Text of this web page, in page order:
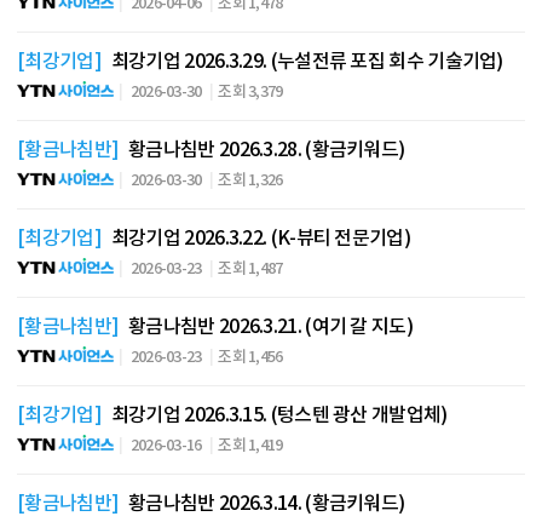
[최강기업] 최강기업 2026.3.29. (누설전류 포집 회수 기술기업)
2026-03-30 조회 3,379
[황금나침반] 황금나침반 2026.3.28. (황금키워드)
2026-03-30 조회 1,326
[최강기업] 최강기업 2026.3.22. (K-뷰티 전문기업)
2026-03-23 조회 1,487
[황금나침반] 황금나침반 2026.3.21. (여기 갈 지도)
2026-03-23 조회 1,456
[최강기업] 최강기업 2026.3.15. (텅스텐 광산 개발업체)
2026-03-16 조회 1,419
[황금나침반] 황금나침반 2026.3.14. (황금키워드)